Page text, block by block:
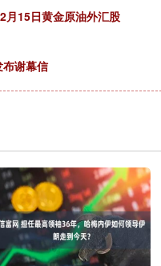
月15日黄金原油外汇股
谢幕信